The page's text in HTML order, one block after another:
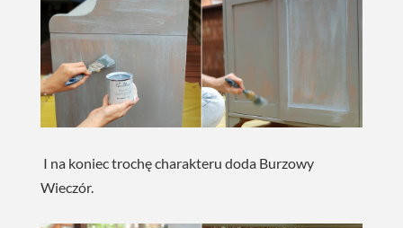
I na koniec trochę charakteru doda Burzowy
Wieczór.